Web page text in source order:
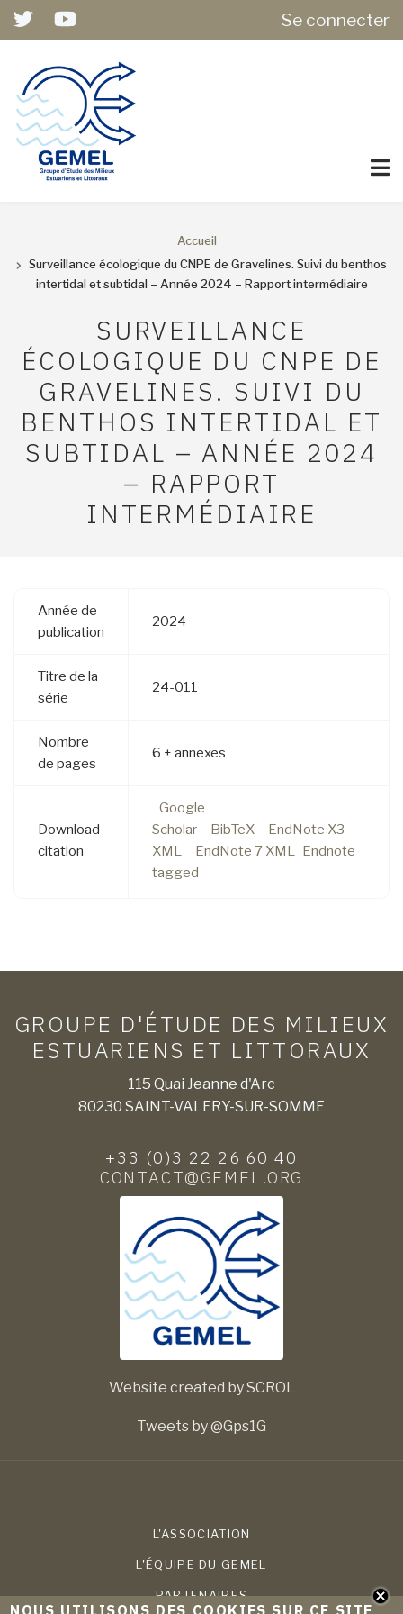
Aller
principal
ACCOUNTSe connecter
FIL
D'ARIANE
Accueil
Surveillance écologique du CNPE de Gravelines. Suivi du benthos
intertidal et subtidal – Année 2024 – Rapport intermédiaire
SURVEILLANCE
ÉCOLOGIQUE DU CNPE DE
GRAVELINES. SUIVI DU
BENTHOS INTERTIDAL ET
SUBTIDAL – ANNÉE 2024
– RAPPORT
INTERMÉDIAIRE
Année de
publication
2024
Titre de la
série
24-011
Nombre
de pages
6 + annexes
Download
citation
Google
Scholar
BibTeX
EndNote X3
XML
EndNote 7 XML Endnote
tagged
GROUPE D'ÉTUDE DES MILIEUX
ESTUARIENS ET LITTORAUX
115 Quai Jeanne d'Arc
80230 SAINT-VALERY-SUR-SOMME
+33 (0)3 22 26 60 40
CONTACT@GEMEL.ORG
Website created by SCROL
Tweets by @Gps1G
L'ASSOCIATION
L'ÉQUIPE DU GEMEL
PARTENAIRES
NOUS UTILISONS DES COOKIES SUR CE SITE